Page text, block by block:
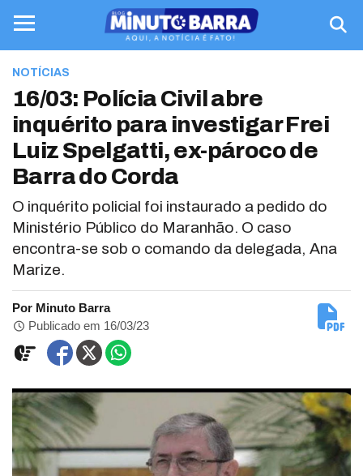
NOTÍCIAS
16/03: Polícia Civil abre
inquérito para investigar Frei
Luiz Spelgatti, ex-pároco de
Barra do Corda
O inquérito policial foi instaurado a pedido do
Ministério Público do Maranhão. O caso
encontra-se sob o comando da delegada, Ana
Marize.
Por Minuto Barra
Publicado em 16/03/23